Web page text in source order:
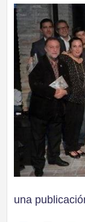
una